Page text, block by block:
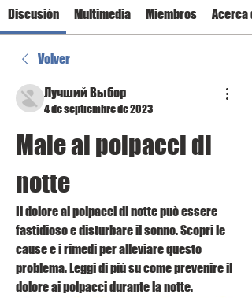
Discusión Multimedia Miembros Acerca
Volver
Лучший Выбор
4 de septiembre de 2023
Male ai polpacci di
notte
Il dolore ai polpacci di notte può essere
fastidioso e disturbare il sonno. Scopri le
cause e i rimedi per alleviare questo
problema. Leggi di più su come prevenire il
dolore ai polpacci durante la notte.